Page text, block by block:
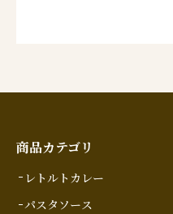
商品カテゴリ
レトルトカレー
パスタソース